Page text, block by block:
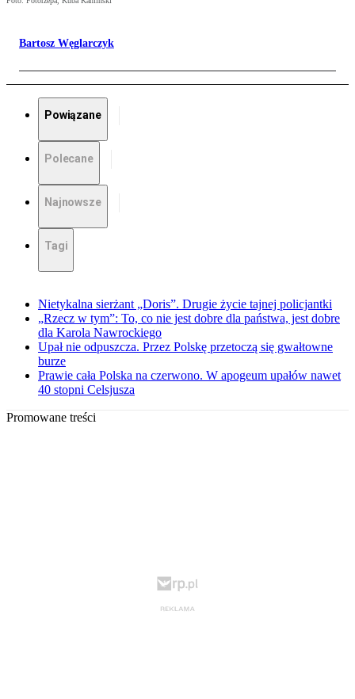
Bartosz Węglarczyk
Powiązane
Polecane
Najnowsze
Tagi
Nietykalna sierżant „Doris”. Drugie życie tajnej policjantki
„Rzecz w tym”: To, co nie jest dobre dla państwa, jest dobre
dla Karola Nawrockiego
Upał nie odpuszcza. Przez Polskę przetoczą się gwałtowne
burze
Prawie cała Polska na czerwono. W apogeum upałów nawet
40 stopni Celsjusza
Promowane treści